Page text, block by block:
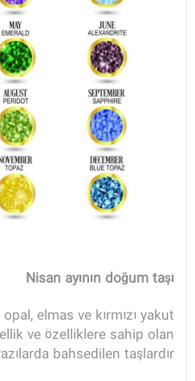
Nisan ayının doğum taşı
elmas ve kırmızı yakut
ve özelliklere sahip olan
bahsedilen taşlardır.